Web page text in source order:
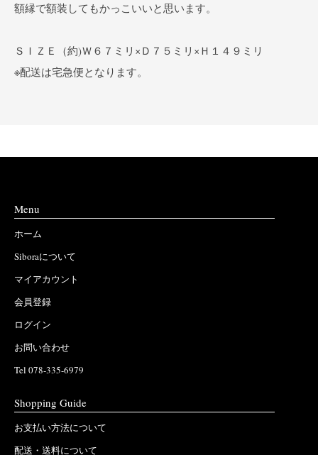
額縁で額装してもかっこいいと思います。
ＳＩＺＥ（約)Ｗ６７ミリ×Ｄ７５ミリ×Ｈ１４９ミリ
※配送は宅急便となります。
Menu
ホーム
Siboraについて
マイアカウント
会員登録
ログイン
お問い合わせ
Tel 078-335-6979
Shopping Guide
お支払い方法について
配送・送料について